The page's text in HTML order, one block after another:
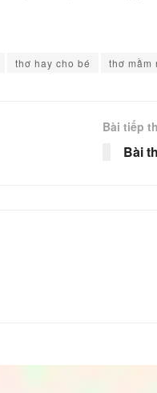
thơ hay cho bé thơ mầm
Bài tiếp
Bài